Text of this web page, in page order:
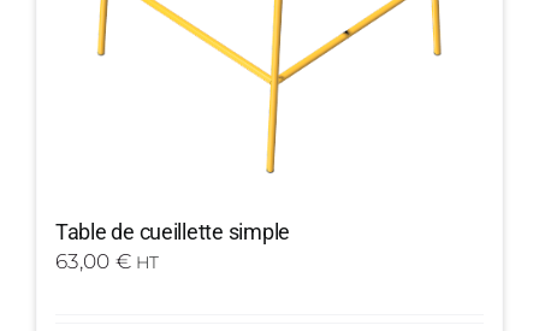
Table de cueillette simple
63,00 € HT